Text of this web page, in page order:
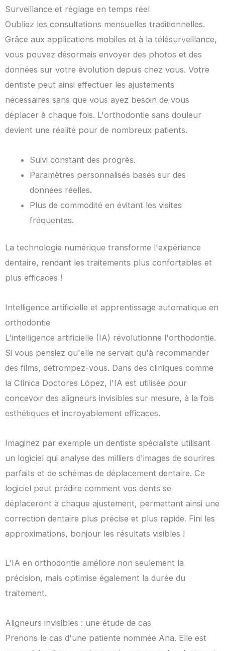
Surveillance et réglage en temps réel
Oubliez les consultations mensuelles traditionnelles.
Grâce aux applications mobiles et à la télésurveillance,
vous pouvez désormais envoyer des photos et des
données sur votre évolution depuis chez vous. Votre
dentiste peut ainsi effectuer les ajustements
nécessaires sans que vous ayez besoin de vous
déplacer à chaque fois. L'orthodontie sans douleur
devient une réalité pour de nombreux patients.
Suivi constant des progrès.
Paramètres personnalisés basés sur des
données réelles.
Plus de commodité en évitant les visites
fréquentes.
La technologie numérique transforme l'expérience
dentaire, rendant les traitements plus confortables et
plus efficaces !
Intelligence artificielle et apprentissage automatique en
orthodontie
L'intelligence artificielle (IA) révolutionne l'orthodontie.
Si vous pensiez qu'elle ne servait qu'à recommander
des films, détrompez-vous. Dans des cliniques comme
la Clínica Doctores López, l'IA est utilisée pour
concevoir des aligneurs invisibles sur mesure, à la fois
esthétiques et incroyablement efficaces.
Imaginez par exemple un dentiste spécialiste utilisant
un logiciel qui analyse des milliers d'images de sourires
parfaits et de schémas de déplacement dentaire. Ce
logiciel peut prédire comment vos dents se
déplaceront à chaque ajustement, permettant ainsi une
correction dentaire plus précise et plus rapide. Fini les
approximations, bonjour les résultats visibles !
L'IA en orthodontie améliore non seulement la
précision, mais optimise également la durée du
traitement.
Aligneurs invisibles : une étude de cas
Prenons le cas d'une patiente nommée Ana. Elle est